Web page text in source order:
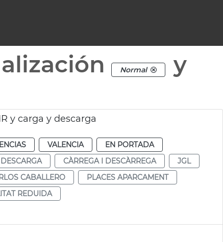
Normal
y
y carga y descarga
VALENCIA
EN PORTADA
CÀRREGA I DESCÀRREGA
JGL
CABALLERO
PLACES APARCAMENT
REDUIDA